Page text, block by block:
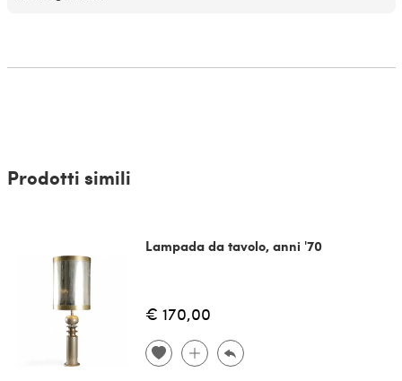
Prodotti simili
Lampada da tavolo, anni '70
€ 170,00